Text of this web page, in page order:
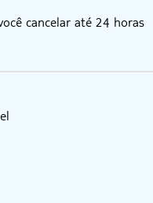
cancelar até 24 horas